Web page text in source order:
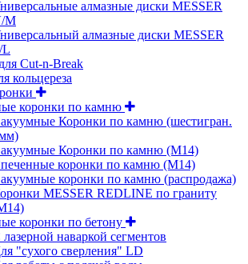
алмазные диски MESSER
M
алмазные диски MESSER
L
Cut-n-Break
кольцереза
коронки по камню
Коронки по камню (шестигран.
Коронки по камню (M14)
коронки по камню (M14)
коронки по камню (распродажа)
MESSER REDLINE по граниту
коронки по бетону
наваркой сегментов
"сухого сверления" LD